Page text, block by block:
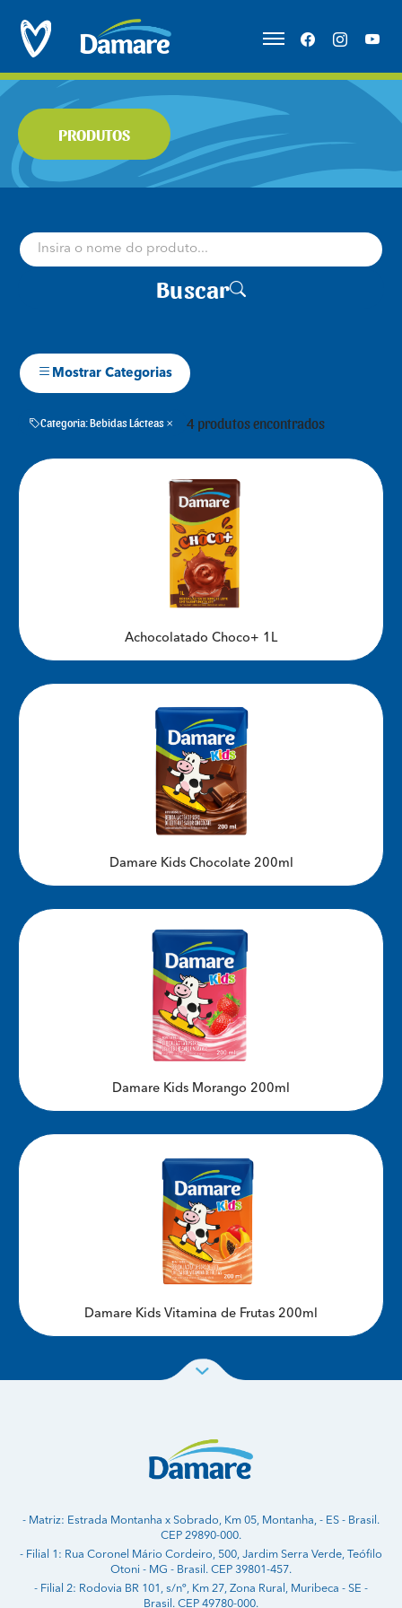
PRODUTOS
Buscar
Mostrar Categorias
Categoria: Bebidas Lácteas 4 produtos encontrados
Achocolatado Choco+ 1L
Damare Kids Chocolate 200ml
Damare Kids Morango 200ml
Damare Kids Vitamina de Frutas 200ml
- Matriz: Estrada Montanha x Sobrado, Km 05, Montanha, - ES - Brasil.
CEP 29890-000.
- Filial 1: Rua Coronel Mário Cordeiro, 500, Jardim Serra Verde, Teófilo
Otoni - MG - Brasil. CEP 39801-457.
- Filial 2: Rodovia BR 101, s/nº, Km 27, Zona Rural, Muribeca - SE -
Brasil. CEP 49780-000.